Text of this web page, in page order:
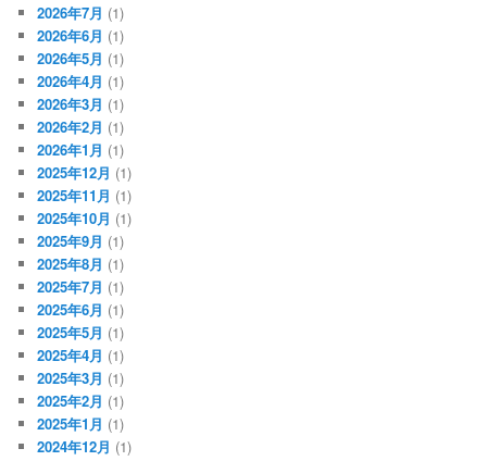
2026年7月 (1)
2026年6月 (1)
2026年5月 (1)
2026年4月 (1)
2026年3月 (1)
2026年2月 (1)
2026年1月 (1)
2025年12月 (1)
2025年11月 (1)
2025年10月 (1)
2025年9月 (1)
2025年8月 (1)
2025年7月 (1)
2025年6月 (1)
2025年5月 (1)
2025年4月 (1)
2025年3月 (1)
2025年2月 (1)
2025年1月 (1)
2024年12月 (1)